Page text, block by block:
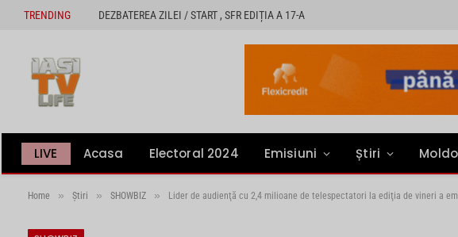
TRENDING DEZBATEREA ZILEI / START , SFR EDIȚIA A 17-A
LIVE Acasa Electoral 2024 Emisiuni Știri
Home » Știri » SHOWBIZ » Lider de audienţă cu 2,4 milioane de telespectatori la ediţia de vineri a